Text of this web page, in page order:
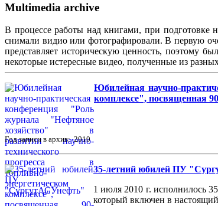
Multimedia archive
В процессе работы над книгами, при подготовке
снимали видио или фотографировали. В первую
представляет историческую ценность, поэтому
некоторые истересные видео, полученные из
Юбилейная научно-
комплексе", посвященная
Год записи в архив: 2010
35-летний юбилей ПУ
1 июля 2010 г. исполнилось
который включен в